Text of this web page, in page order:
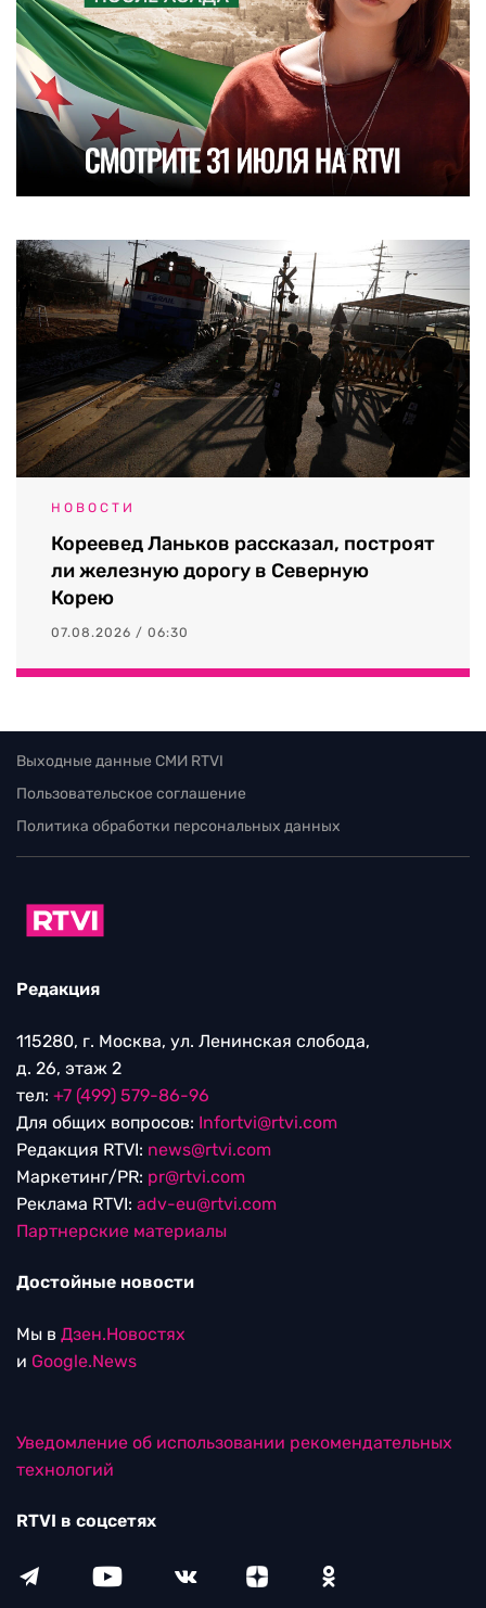
НОВОСТИ
Кореевед Ланьков рассказал, построят
ли железную дорогу в Северную
Корею
07.08.2026 / 06:30
Выходные данные СМИ RTVI
Пользовательское соглашение
Политика обработки персональных данных
Редакция
115280, г. Москва, ул. Ленинская слобода,
д. 26, этаж 2
тел: +7 (499) 579-86-96
Для общих вопросов: Infortvi@rtvi.com
Редакция RTVI: news@rtvi.com
Маркетинг/PR: pr@rtvi.com
Реклама RTVI: adv-eu@rtvi.com
Партнерские материалы
Достойные новости
Мы в Дзен.Новостях
и Google.News
Уведомление об использовании рекомендательных
технологий
RTVI в соцсетях